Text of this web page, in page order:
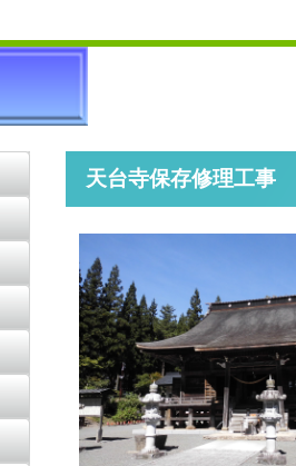
天台寺保存修理工事